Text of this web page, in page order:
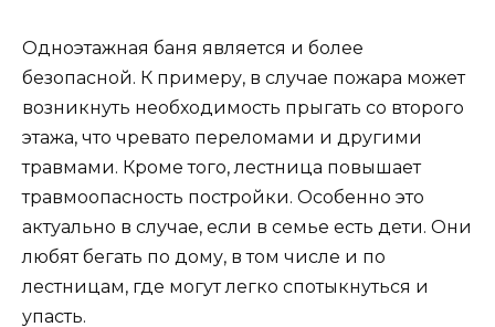
Одноэтажная баня является и более
безопасной. К примеру, в случае пожара может
возникнуть необходимость прыгать со второго
этажа, что чревато переломами и другими
травмами. Кроме того, лестница повышает
травмоопасность постройки. Особенно это
актуально в случае, если в семье есть дети. Они
любят бегать по дому, в том числе и по
лестницам, где могут легко спотыкнуться и
упасть.